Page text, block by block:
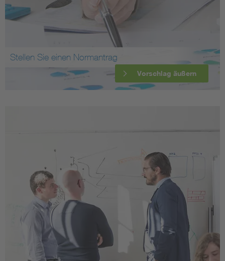
Stellen Sie einen Normantrag
Vorschlag äußern